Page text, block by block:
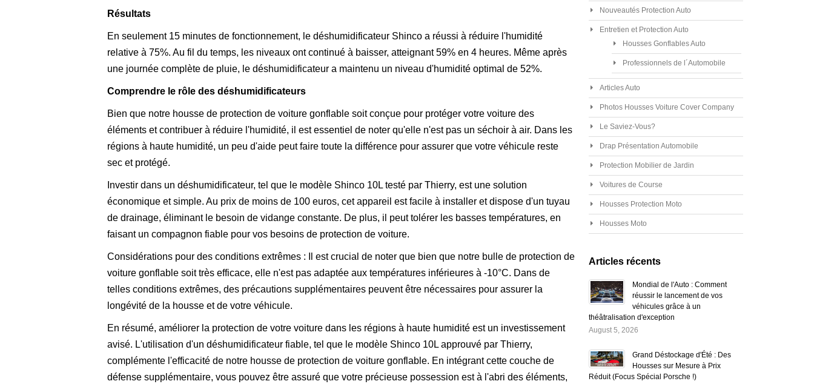
Résultats
En seulement 15 minutes de fonctionnement, le déshumidificateur Shinco a réussi à réduire l'humidité
relative à 75%. Au fil du temps, les niveaux ont continué à baisser, atteignant 59% en 4 heures. Même après
une journée complète de pluie, le déshumidificateur a maintenu un niveau d'humidité optimal de 52%.
Comprendre le rôle des déshumidificateurs
Bien que notre housse de protection de voiture gonflable soit conçue pour protéger votre voiture des
éléments et contribuer à réduire l'humidité, il est essentiel de noter qu'elle n'est pas un séchoir à air. Dans les
régions à haute humidité, un peu d'aide peut faire toute la différence pour assurer que votre véhicule reste
sec et protégé.
Investir dans un déshumidificateur, tel que le modèle Shinco 10L testé par Thierry, est une solution
économique et simple. Au prix de moins de 100 euros, cet appareil est facile à installer et dispose d'un tuyau
de drainage, éliminant le besoin de vidange constante. De plus, il peut tolérer les basses températures, en
faisant un compagnon fiable pour vos besoins de protection de voiture.
Considérations pour des conditions extrêmes : Il est crucial de noter que bien que notre bulle de protection de
voiture gonflable soit très efficace, elle n'est pas adaptée aux températures inférieures à -10°C. Dans de
telles conditions extrêmes, des précautions supplémentaires peuvent être nécessaires pour assurer la
longévité de la housse et de votre véhicule.
En résumé, améliorer la protection de votre voiture dans les régions à haute humidité est un investissement
avisé. L'utilisation d'un déshumidificateur fiable, tel que le modèle Shinco 10L approuvé par Thierry,
complémente l'efficacité de notre housse de protection de voiture gonflable. En intégrant cette couche de
défense supplémentaire, vous pouvez être assuré que votre précieuse possession est à l'abri des éléments,
Nouveautés Protection Auto
Entretien et Protection Auto
Housses Gonflables Auto
Professionnels de l´Automobile
Articles Auto
Photos Housses Voiture Cover Company
Le Saviez-Vous?
Drap Présentation Automobile
Protection Mobilier de Jardin
Voitures de Course
Housses Protection Moto
Housses Moto
Articles récents
Mondial de l'Auto : Comment
réussir le lancement de vos
véhicules grâce à un
théâtralisation d'exception
August 5, 2026
Grand Déstockage d'Été : Des
Housses sur Mesure à Prix
Réduit (Focus Spécial Porsche !)